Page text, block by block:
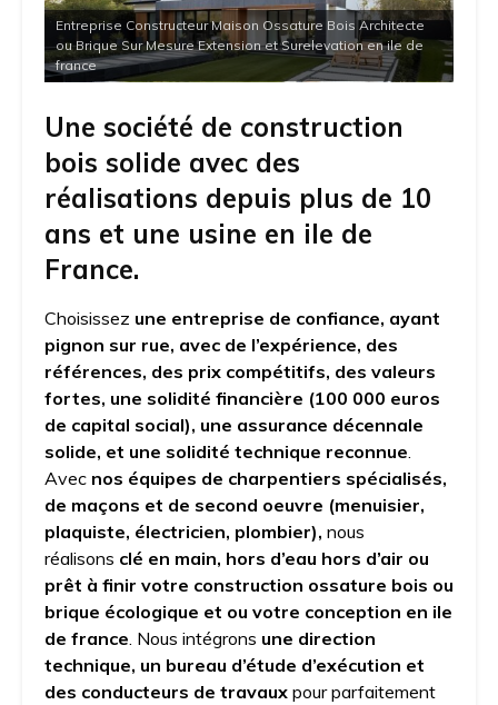
Entreprise Constructeur Maison Ossature Bois Architecte
ou Brique Sur Mesure Extension et Surelevation en ile de
france
Une société de construction
bois solide avec des
réalisations depuis plus de 10
ans et une usine en ile de
France.
Choisissez une entreprise de confiance, ayant
pignon sur rue, avec de l’expérience, des
références, des prix compétitifs, des valeurs
fortes, une solidité financière (100 000 euros
de capital social), une assurance décennale
solide, et une solidité technique reconnue
Avec nos équipes de charpentiers spécialisés,
de maçons et de second oeuvre (menuisier,
plaquiste, électricien, plombier), nous
réalisons clé en main, hors d’eau hors d’air ou
prêt à finir votre construction ossature bois ou
brique écologique et ou votre conception en ile
de france . Nous intégrons une direction
technique, un bureau d’étude d’exécution et
des conducteurs de travaux pour parfaitement